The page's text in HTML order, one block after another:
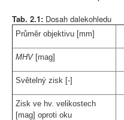
Tab. 2.1: Dosah dalekohledu
Průměr objektivu [mm]
MHV [mag]
Světelný zisk [-]
Zisk ve hv. velikostech
[mag] oproti oku